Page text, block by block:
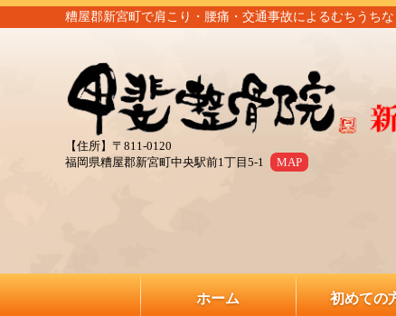
糟屋郡新宮町で肩こり・腰痛・交通事故によるむちうち
【住所】〒811-0120
福岡県糟屋郡新宮町中央駅前1丁目5-1
MAP
ホーム 初めての